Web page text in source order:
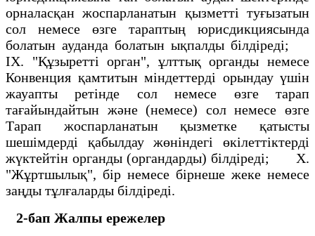
орналасқан жоспарланатын қызметтi туғызатын
сол немесе өзге тараптың юрисдикциясында
болатын ауданда болатын ықпалды бiлдiредi;
IХ. "Құзыреттi орган", ұлттық органды немесе
Конвенция қамтитын мiндеттердi орындау үшiн
жауапты ретiнде сол немесе өзге тарап
тағайындайтын және (немесе) сол немесе өзге
Тарап жоспарланатын қызметке қатысты
шешiмдердi қабылдау жөнiндегi өкiлеттiктердi
жүктейтiн органды (органдарды) бiлдiредi; Х.
"Жұртшылық", бiр немесе бiрнеше жеке немесе
заңды тұлғаларды білдiредi.
2-бап Жалпы ережелер